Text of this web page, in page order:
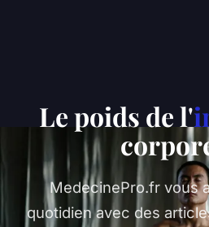
Le poids de l'
MedecinePro.fr vous
quotidien avec des